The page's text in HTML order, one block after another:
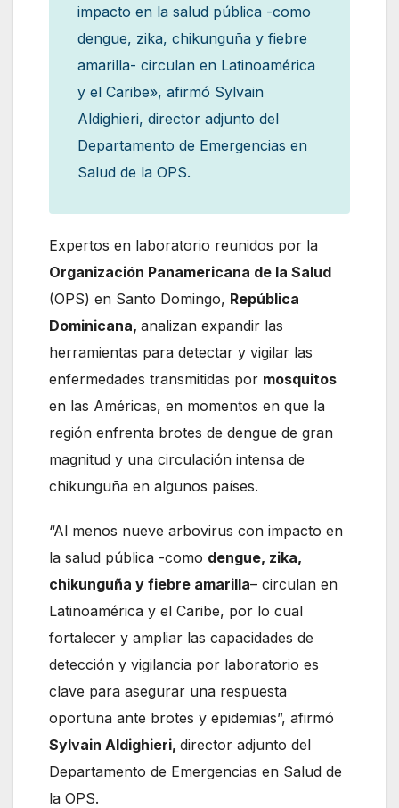
impacto en la salud pública -como
dengue, zika, chikunguña y fiebre
amarilla- circulan en Latinoamérica
y el Caribe», afirmó Sylvain
Aldighieri, director adjunto del
Departamento de Emergencias en
Salud de la OPS.
Expertos en laboratorio reunidos por la
Organización Panamericana de la Salud
(OPS) en Santo Domingo, República
Dominicana, analizan expandir las
herramientas para detectar y vigilar las
enfermedades transmitidas por mosquitos
en las Américas, en momentos en que la
región enfrenta brotes de dengue de gran
magnitud y una circulación intensa de
chikunguña en algunos países.
“Al menos nueve arbovirus con impacto en
la salud pública -como dengue, zika,
chikunguña y fiebre amarilla– circulan en
Latinoamérica y el Caribe, por lo cual
fortalecer y ampliar las capacidades de
detección y vigilancia por laboratorio es
clave para asegurar una respuesta
oportuna ante brotes y epidemias”, afirmó
Sylvain Aldighieri, director adjunto del
Departamento de Emergencias en Salud de
la OPS.